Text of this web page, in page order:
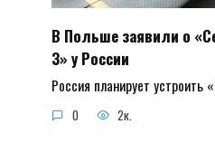
В Польше заявили о
3» у России
Россия планирует
0 2к.